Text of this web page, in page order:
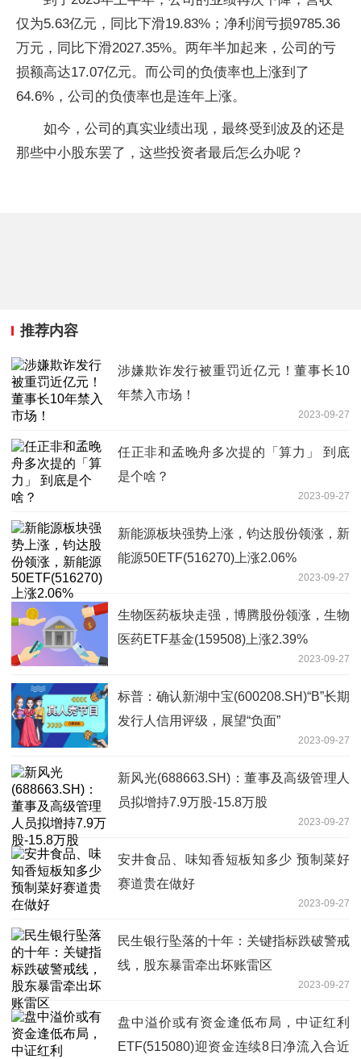
仅为5.63亿元，同比下滑19.83%；净利润亏损9785.36
万元，同比下滑2027.35%。两年半加起来，公司的亏
损额高达17.07亿元。而公司的负债率也上涨到了
64.6%，公司的负债率也是连年上涨。
如今，公司的真实业绩出现，最终受到波及的还是
那些中小股东罢了，这些投资者最后怎么办呢？
推荐内容
涉嫌欺诈发行被重罚近亿元！董事长10
年禁入市场！
2023-09-27
任正非和孟晚舟多次提的「算力」 到底
是个啥？
2023-09-27
新能源板块强势上涨，钧达股份领涨，新
能源50ETF(516270)上涨2.06%
2023-09-27
生物医药板块走强，博腾股份领涨，生物
医药ETF基金(159508)上涨2.39%
2023-09-27
标普：确认新湖中宝(600208.SH)“B”长期
发行人信用评级，展望“负面”
2023-09-27
新风光(688663.SH)：董事及高级管理人
员拟增持7.9万股-15.8万股
2023-09-27
安井食品、味知香短板知多少 预制菜好
赛道贵在做好
2023-09-27
民生银行坠落的十年：关键指标跌破警戒
线，股东暴雷牵出坏账雷区
2023-09-27
盘中溢价或有资金逢低布局，中证红利
ETF(515080)迎资金连续8日净流入合近